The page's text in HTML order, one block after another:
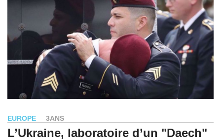
EUROPE 3ANS
L’Ukraine, laboratoire d’un "Daech"